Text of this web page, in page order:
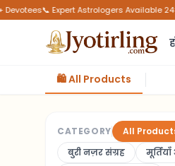
📞 Expert Astrologers Available 24×7
🛍️ All Products
CATEGORY All
बुरी नज़र संग्रह